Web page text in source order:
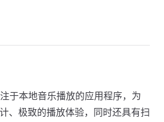
于本地音乐播放的应用程序，为
、极致的播放体验，同时还具有扫